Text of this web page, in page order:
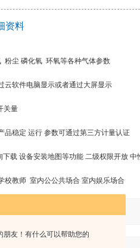
朋友！有什么可以帮助您的
资料
尘 磷化氧 环氧等各种气体参数
云软件电脑显示或者通过大屏显示
关量
稳定 运行 参数可通过第三方计量认证
载 设备安装地图等功能 二级权限开放 中
教师 室内公公共场合 室内娱乐场合